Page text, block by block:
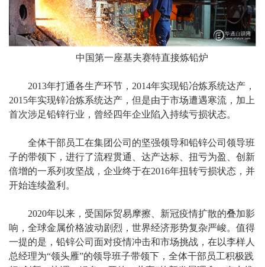
中国第一座基夫赛特直接炼铅炉
2013年打通各生产环节，2014年实现铅冶炼系统达产，
2015年实现锌冶炼系统达产，但是由于市场遭遇寒流，加上
首次涉足铅锌行业，曾经四年企业陷入持续亏损状态。
全体干部员工在集团公司的坚强领导和铅锌公司领导班
子的带领下，进行了流程贯通、达产达标、扭亏为盈、创新
倍增的一系列攻坚战，企业终于在2016年扭转亏损状态，并
开始连续盈利。
2020年以来，受国际贸易摩擦、新冠疫情扩散的叠加影
响，全球金属价格波动剧烈，世界经济形势复杂严峻。值得
一提的是，铅锌公司面对疫情冲击和市场挑战，在以李样人
总经理为“领头雁”的领导班子带领下，全体干部员工积极践